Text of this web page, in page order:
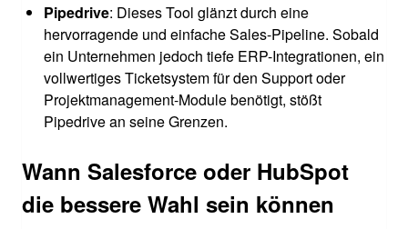
Pipedrive: Dieses Tool glänzt durch eine
hervorragende und einfache Sales-Pipeline. Sobald
ein Unternehmen jedoch tiefe ERP-Integrationen, ein
vollwertiges Ticketsystem für den Support oder
Projektmanagement-Module benötigt, stößt
Pipedrive an seine Grenzen.
Wann Salesforce oder HubSpot
die bessere Wahl sein können